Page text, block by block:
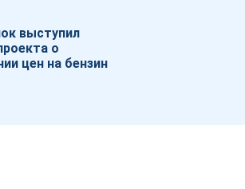
выступил
о
цен на бензин